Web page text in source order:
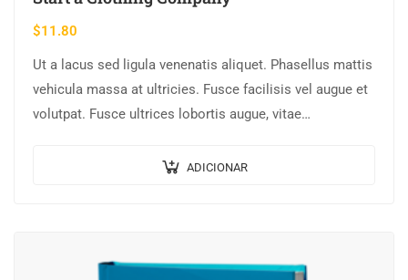
$11.80
Ut a lacus sed ligula venenatis aliquet. Phasellus mattis
vehicula massa at ultricies. Fusce facilisis vel augue et
volutpat. Fusce ultrices lobortis augue, vitae
ADICIONAR